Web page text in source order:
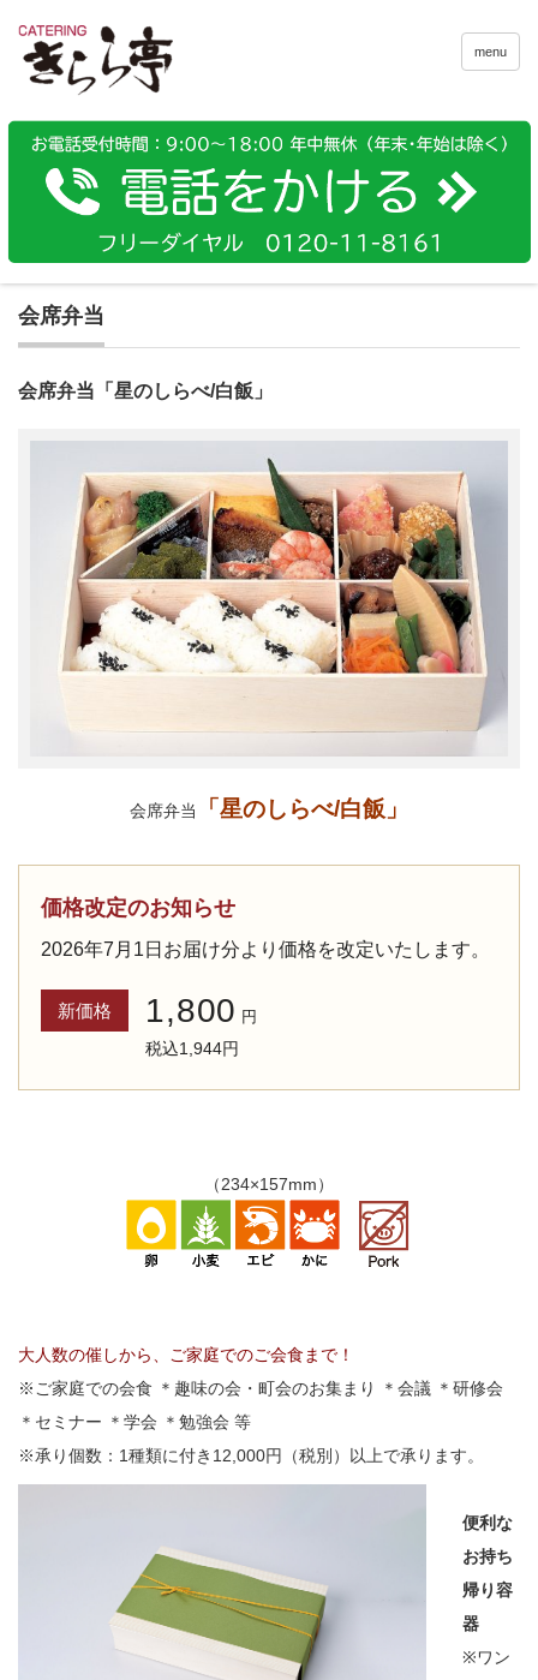
menu
会席弁当
会席弁当「星のしらべ/白飯」
会席弁当 「星のしらべ/白飯」
価格改定のお知らせ
2026年7月1日お届け分より価格を改定いたします。
新価格 1,800 円
税込1,944円
（234×157mm）
大人数の催しから、ご家庭でのご会食まで！
※ご家庭での会食 ＊趣味の会・町会のお集まり ＊会議 ＊研修会
＊セミナー ＊学会 ＊勉強会 等
※承り個数：1種類に付き12,000円（税別）以上で承ります。
便利な
お持ち
帰り容
器
※ワン